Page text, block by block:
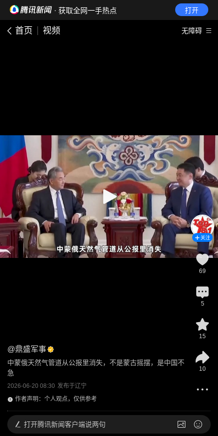
· 获取全网一手热点 打开
首页 视频 无障碍
@鼎盛军事
中蒙俄天然气管道从公报里消失，不是蒙古摇摆，是中国不
急
2026-06-20 08:30 发布于辽宁
作者声明：个人观点，仅供参考
关注
69
5
15
10
打开腾讯新闻客户端说两句